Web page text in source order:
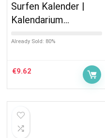
Surfen Kalender |
Kalendarium…
Already Sold: 80%
€9.62